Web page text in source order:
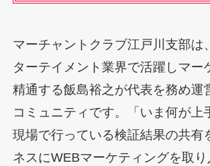
マーチャントクラブ江戸川支部は
ターテイメント業界で活躍しマー
精通する飯島裕之が代表を務め運
コミュニティです。「いま何が上
現場で行っている検証結果の共有
ネスにWEBマーケティングを取